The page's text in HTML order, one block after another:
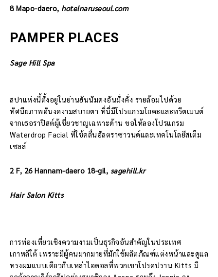
8 Mapo-daero, hotelnaruseoul.com
PAMPER PLACES
Sage Hill Spa
สปาแห่งนี้ตั้งอยู่ในย่านฮันนัมดงอันมั่งคั่ง รายล้อมไปด้วย
ทัศนียภาพอันงดงามสบายตา ที่นี่มีโปรแกรมโยคะและทรีตเมนต์
จากเธอราปิสต์ผู้เชี่ยวชาญเฉพาะด้าน ขอให้ลองโปรแกรม
Waterdrop Facial ที่ใช้คลื่นอัลตราซาวนด์และเทคโนโลยีสเต็ม
เซลล์
2 F, 26 Hannam-daero 18-gil, sagehill.kr
Hair Salon Kitts
การท่องเที่ยวเชิงความงามเป็นธุรกิจอันสำคัญในประเทศ
เกาหลีใต้ เพราะมีผู้คนมากมายที่มักใช้ผลิตภัณฑ์แต่งหน้าและดูแล
ทรงผมแบบเดียวกับเหล่าไอดอลที่พวกเขาโปรดปราน Kitts มี